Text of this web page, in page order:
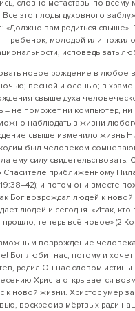
словно метастазы по всему
Все это плоды духовного
«Должно вам родиться свыше».
ребенок, молодой или
исповедывать
новое рождение в любое
весной и осенью; в храме
свыше духа
– не поможет ни компьютер,
можно наблюдать в жизни
свыше изменило жизнь
был человеком
ему силу свидетельствовать.
Спасителе приближённому
и потом они вместе
Бог возрождал людей к новой
людей и сегодня. «Итак, кто
теперь всё новое» (2
возрождение
Бог любит нас, потому и хочет
родил Он нас словом
Христа открывается
к новой жизни. Христос умер
воскрес из мёртвых ради